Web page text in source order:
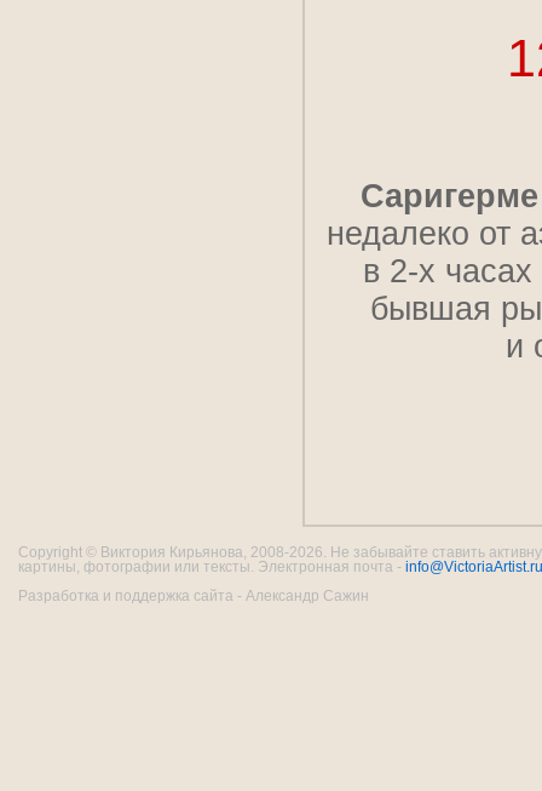
Саригерме
недалеко от
в 2-х
бывшая
и
Copyright © Виктория Кирьянова, 2008-2026. Не забывайте ставить
картины, фотографии или тексты. Электронная почта - info@VictoriaArtist.ru
Разработка и поддержка сайта - Александр Сажин